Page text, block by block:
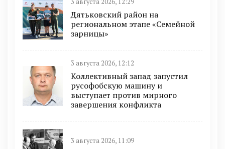
3 августа 2026, 12:29
Дятьковский район на
региональном этапе «Семейной
зарницы»
3 августа 2026, 12:12
Коллективный запад запустил
русофобскую машину и
выступает против мирного
завершения конфликта
3 августа 2026, 11:09